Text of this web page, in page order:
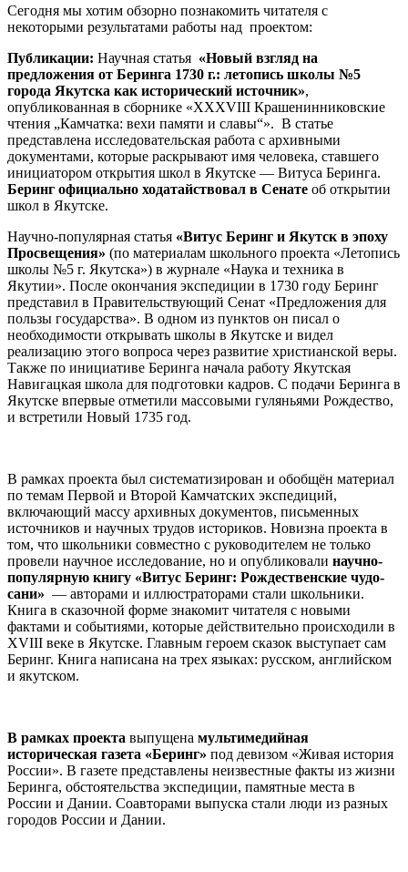
Сегодня мы хотим обзорно познакомить читателя с
некоторыми результатами работы над проектом:
Публикации: Научная статья «Новый взгляд на
предложения от Беринга 1730 г.: летопись школы №5
города Якутска как исторический источник»,
опубликованная в сборнике «XXXVIII Крашенинниковские
чтения „Камчатка: вехи памяти и славы“». В статье
представлена исследовательская работа с архивными
документами, которые раскрывают имя человека, ставшего
инициатором открытия школ в Якутске — Витуса Беринга.
Беринг официально ходатайствовал в Сенате об открытии
школ в Якутске.
Научно-популярная статья «Витус Беринг и Якутск в эпоху
Просвещения» (по материалам школьного проекта «Летопись
школы №5 г. Якутска») в журнале «Наука и техника в
Якутии». После окончания экспедиции в 1730 году Беринг
представил в Правительствующий Сенат «Предложения для
пользы государства». В одном из пунктов он писал о
необходимости открывать школы в Якутске и видел
реализацию этого вопроса через развитие христианской веры.
Также по инициативе Беринга начала работу Якутская
Навигацкая школа для подготовки кадров. С подачи Беринга в
Якутске впервые отметили массовыми гуляньями Рождество,
и встретили Новый 1735 год.
В рамках проекта был систематизирован и обобщён материал
по темам Первой и Второй Камчатских экспедиций,
включающий массу архивных документов, письменных
источников и научных трудов историков. Новизна проекта в
том, что школьники совместно с руководителем не только
провели научное исследование, но и опубликовали научно-
популярную книгу «Витус Беринг: Рождественские чудо-
сани» — авторами и иллюстраторами стали школьники.
Книга в сказочной форме знакомит читателя с новыми
фактами и событиями, которые действительно происходили в
XVIII веке в Якутске. Главным героем сказок выступает сам
Беринг. Книга написана на трех языках: русском, английском
и якутском.
В рамках проекта выпущена мультимедийная
историческая газета «Беринг» под девизом «Живая история
России». В газете представлены неизвестные факты из жизни
Беринга, обстоятельства экспедиции, памятные места в
России и Дании. Соавторами выпуска стали люди из разных
городов России и Дании.